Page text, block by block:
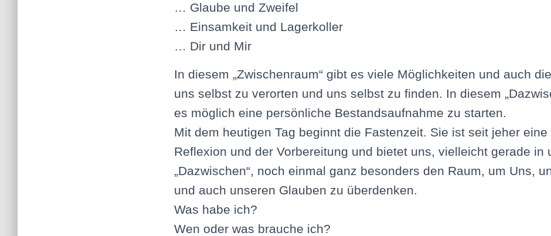
… Glaube und Zweifel
… Einsamkeit und Lagerkoller
… Dir und Mir
In diesem „Zwischenraum“ gibt es viele Möglichkeiten und auch
uns selbst zu verorten und uns selbst zu finden. In diesem
es möglich eine persönliche Bestandsaufnahme zu starten.
Mit dem heutigen Tag beginnt die Fastenzeit. Sie ist seit jeher eine
Reflexion und der Vorbereitung und bietet uns, vielleicht gerade in
„Dazwischen“, noch einmal ganz besonders den Raum, um Uns,
und auch unseren Glauben zu überdenken.
Was habe ich?
Wen oder was brauche ich?